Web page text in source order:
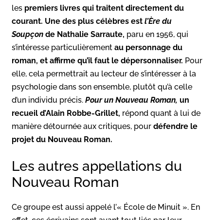
les premiers livres qui traitent directement du
courant. Une des plus célèbres est l’Ère du
Soupçon de Nathalie Sarraute, paru en 1956, qui
s’intéresse particulièrement au personnage du
roman, et affirme qu’il faut le dépersonnaliser. Pour
elle, cela permettrait au lecteur de s’intéresser à la
psychologie dans son ensemble, plutôt qu’à celle
d’un individu précis. Pour un Nouveau Roman, un
recueil d’Alain Robbe-Grillet, répond quant à lui de
manière détournée aux critiques, pour défendre le
projet du Nouveau Roman.
Les autres appellations du
Nouveau Roman
Ce groupe est aussi appelé l’« École de Minuit ». En